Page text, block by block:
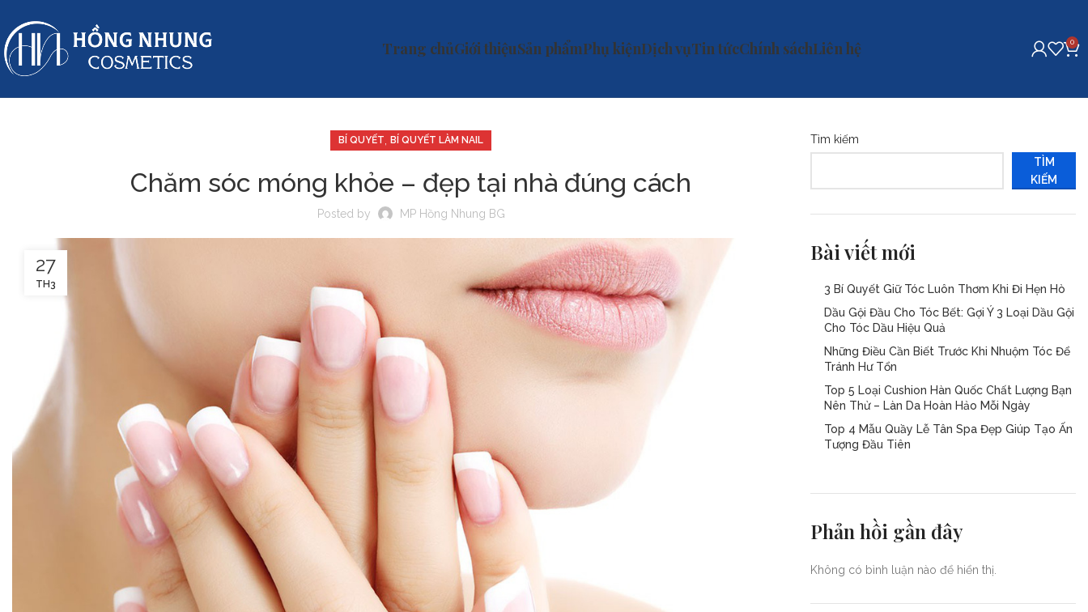
Trang chủGiới thiệuSản phẩmPhụ kiệnDịch vụTin tứcChính sáchLiên hệ 0
BÍ QUYẾT ,BÍ QUYẾT LÀM NAIL
Chăm sóc móng khỏe – đẹp tại nhà đúng cách
Posted by MP Hồng Nhung BG
27
TH3
Tìm kiếm
TÌM
KIẾM
Bài viết mới
3 Bí Quyết Giữ Tóc Luôn Thơm Khi Đi Hẹn Hò
Dầu Gội Đầu Cho Tóc Bết: Gợi Ý 3 Loại Dầu Gội
Cho Tóc Dầu Hiệu Quả
Những Điều Cần Biết Trước Khi Nhuộm Tóc Để
Tránh Hư Tổn
Top 5 Loại Cushion Hàn Quốc Chất Lượng Bạn
Nên Thử – Làn Da Hoàn Hảo Mỗi Ngày
Top 4 Mẫu Quầy Lễ Tân Spa Đẹp Giúp Tạo Ấn
Tượng Đầu Tiên
Phản hồi gần đây
Không có bình luận nào để hiển thị.